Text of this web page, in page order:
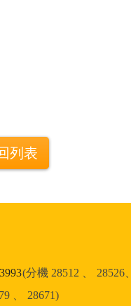
列表
(分機 28512 、 28526、
、 28671)